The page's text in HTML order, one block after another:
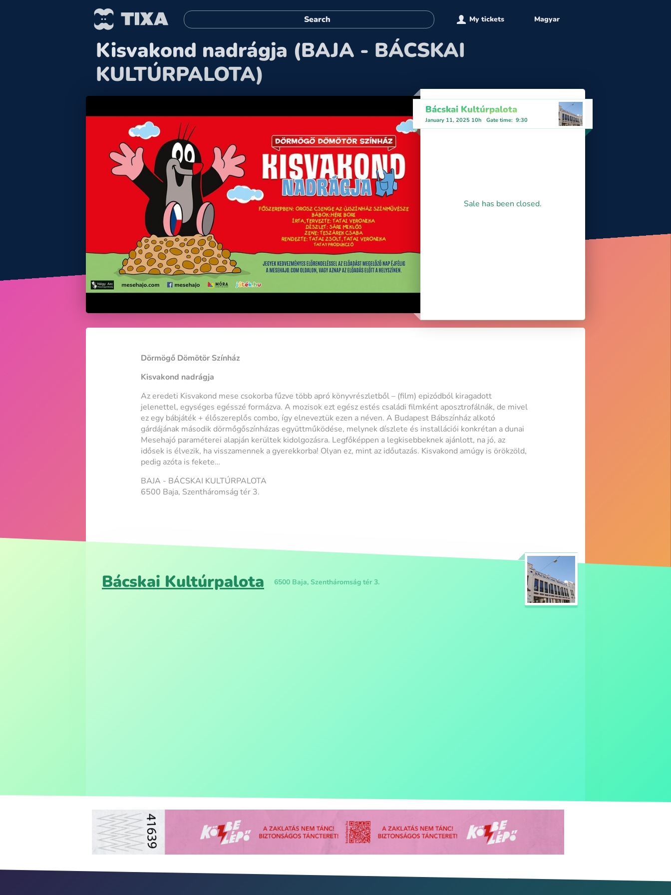
My tickets Magyar
Kisvakond nadrágja (BAJA - BÁCSKAI
KULTÚRPALOTA)
Bácskai Kultúrpalota
January 11, 2025 10h Gate time: 9:30
Sale has been closed.
Dörmögő Dömötör Színház
Kisvakond nadrágja
Az eredeti Kisvakond mese csokorba fűzve több apró könyvrészletből – (film) epizódból kiragadott
jelenettel, egységes egésszé formázva. A mozisok ezt egész estés családi filmként aposztrofálnák, de mivel
ez egy bábjáték + élőszereplős combo, így elneveztük ezen a néven. A Budapest Bábszínház alkotó
gárdájának második dörmőgőszínházas együttműködése, melynek díszlete és installációi konkrétan a dunai
Mesehajó paraméterei alapján kerültek kidolgozásra. Legfőképpen a legkisebbeknek ajánlott, na jó, az
idősek is élvezik, ha visszamennek a gyerekkorba! Olyan ez, mint az időutazás. Kisvakond amúgy is örökzöld,
pedig azóta is fekete…
BAJA - BÁCSKAI KULTÚRPALOTA
6500 Baja, Szentháromság tér 3.
Bácskai Kultúrpalota 6500 Baja, Szentháromság tér 3.